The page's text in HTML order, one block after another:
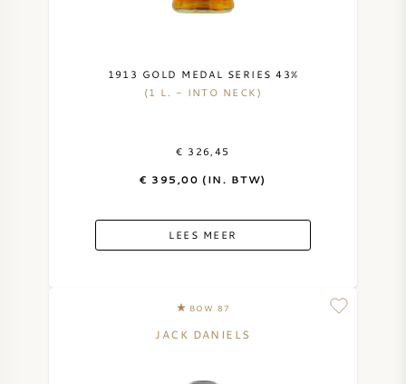
1913 GOLD MEDAL SERIES 43%
(1 L. - INTO NECK)
€ 326,45
€ 395,00 (IN. BTW)
LEES MEER
BOW 87
JACK DANIELS